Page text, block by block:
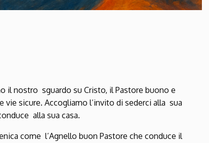
il nostro sguardo su Cristo, il Pastore buono e
sicure. Accogliamo l’invito di sederci alla sua
alla sua casa.
come l’Agnello buon Pastore che conduce il